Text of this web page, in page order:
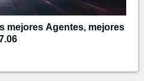
mejores Agentes, mejores